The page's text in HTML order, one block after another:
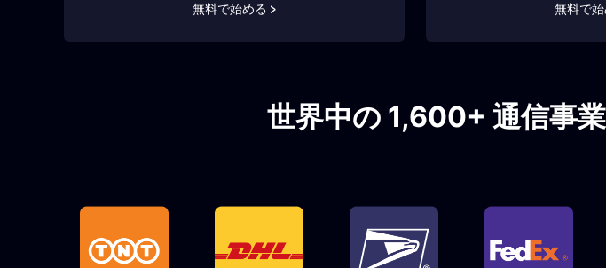
無料で始める > 無料で
世界中の 1,600+ 通信事